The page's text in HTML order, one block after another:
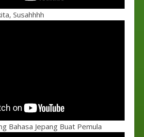
Susahhhh
Bahasa Jepang Buat Pemula